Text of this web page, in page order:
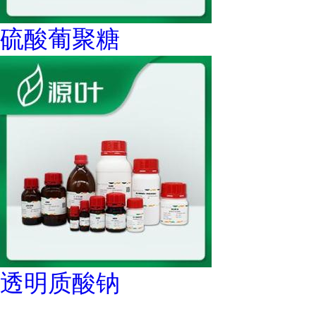
硫酸葡聚糖
透明质酸钠